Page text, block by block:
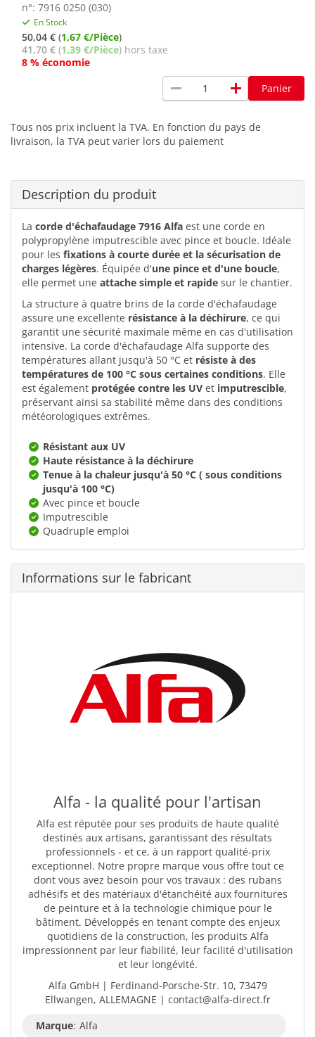
n°: 7916 0250 (030)
En Stock
50,04 € (1,67 €/Pièce)
41,70 € (1,39 €/Pièce) hors taxe
8 % économie
remove add Panier
Tous nos prix incluent la TVA. En fonction du pays de
livraison, la TVA peut varier lors du paiement
Description du produit
La corde d'échafaudage 7916 Alfa est une corde en
polypropylène imputrescible avec pince et boucle. Idéale
pour les fixations à courte durée et la sécurisation de
charges légères. Équipée d'une pince et d'une boucle,
elle permet une attache simple et rapide sur le chantier.
La structure à quatre brins de la corde d'échafaudage
assure une excellente résistance à la déchirure, ce qui
garantit une sécurité maximale même en cas d'utilisation
intensive. La corde d'échafaudage Alfa supporte des
températures allant jusqu'à 50 °C et résiste à des
températures de 100 °C sous certaines conditions. Elle
est également protégée contre les UV et imputrescible,
préservant ainsi sa stabilité même dans des conditions
météorologiques extrêmes.
Résistant aux UV
Haute résistance à la déchirure
Tenue à la chaleur jusqu'à 50 °C ( sous conditions
jusqu'à 100 °C)
Avec pince et boucle
Imputrescible
Quadruple emploi
Informations sur le fabricant
Alfa - la qualité pour l'artisan
Alfa est réputée pour ses produits de haute qualité
destinés aux artisans, garantissant des résultats
professionnels - et ce, à un rapport qualité-prix
exceptionnel. Notre propre marque vous offre tout ce
dont vous avez besoin pour vos travaux : des rubans
adhésifs et des matériaux d'étanchéité aux fournitures
de peinture et à la technologie chimique pour le
bâtiment. Développés en tenant compte des enjeux
quotidiens de la construction, les produits Alfa
impressionnent par leur fiabilité, leur facilité d'utilisation
et leur longévité.
Alfa GmbH | Ferdinand-Porsche-Str. 10, 73479
Ellwangen, ALLEMAGNE | contact@alfa-direct.fr
Marque: Alfa